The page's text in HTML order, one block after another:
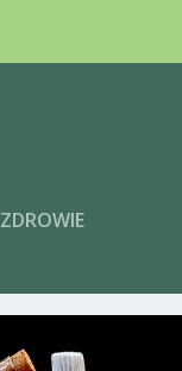
ZDROWIE